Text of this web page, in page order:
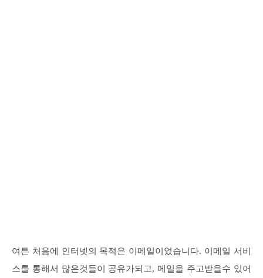
여튼 처음에 인터넷의 목적은 이메일이었습니다. 이메일 서비
스를 통해서 많은것들이 공유가되고, 메일을 주고받을수 있어